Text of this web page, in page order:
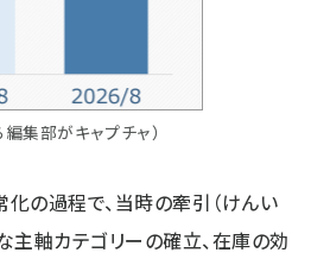
集部がキャプチャ）
の過程で、当時の牽引（けんい
主軸カテゴリーの確立、在庫の効